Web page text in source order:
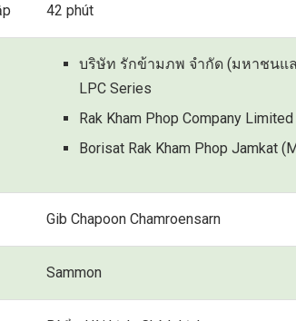
42 phút
บริษัท รักข้ามภพ จำกัด (มหาชน
LPC Series
Rak Kham Phop Company
Borisat Rak Kham Phop Jamkat
Gib Chapoon Chamroensarn
Sammon